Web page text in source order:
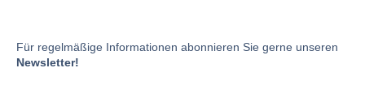
Für regelmäßige Informationen abonnieren Sie gerne unseren
Newsletter!